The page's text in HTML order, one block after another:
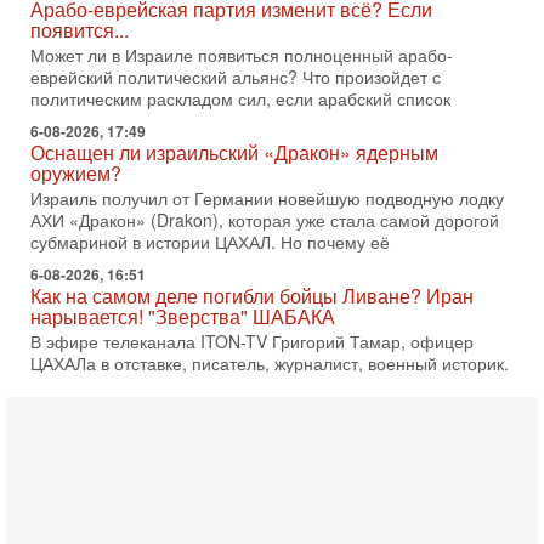
Может ли в Израиле появиться полноценный арабо-
еврейский политический альянс? Что произойдет с
политическим раскладом сил, если арабский список
6-08-2026, 17:49
Оснащен ли израильский «Дракон» ядерным
оружием?
Израиль получил от Германии новейшую подводную лодку
АХИ «Дракон» (Drakon), которая уже стала самой дорогой
субмариной в истории ЦАХАЛ. Но почему её
6-08-2026, 16:51
Как на самом деле погибли бойцы Ливане? Иран
нарывается! "Зверства" ШАБАКА
В эфире телеканала ITON-TV Григорий Тамар, офицер
ЦАХАЛа в отставке, писатель, журналист, военный историк.
Ведет программу Александр Гур-Арье.
6-08-2026, 08:20